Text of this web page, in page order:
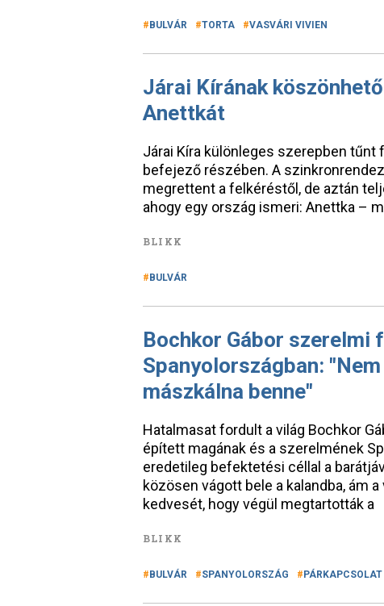
BULVÁR TORTA VASVÁRI VIVIEN
Járai Kírának
Anettkát
Járai Kíra különleges szerepben
befejező részében. A
megrettent a felkéréstől, de aztán
ahogy egy ország ismeri: Anettka –
BLIKK
BULVÁR
Bochkor Gábor szerelmi
Spanyolországban:
mászkálna benne"
Hatalmasat fordult a világ Bochkor
épített magának és a szerelmének
eredetileg befektetési céllal a
közösen vágott bele a kalandba, ám
kedvesét, hogy végül megtartották a
BLIKK
BULVÁR SPANYOLORSZÁG PÁRKAPCSOLAT